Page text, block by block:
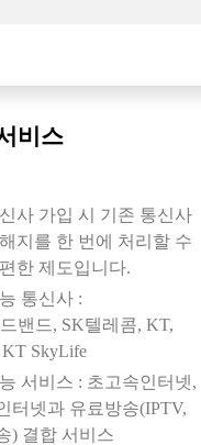
비스
사 가입 시 기존 통신사
지를 한 번에 처리할 수
한 제도입니다.
통신사 :
밴드, SK텔레콤, KT,
SkyLife
서비스 : 초고속인터넷,
터넷과 유료방송(IPTV,
) 결합 서비스